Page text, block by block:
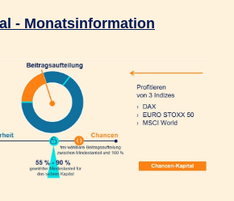
- Monatsinformation